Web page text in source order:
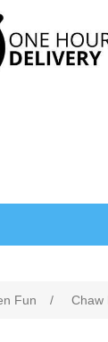
Fun / Chaw